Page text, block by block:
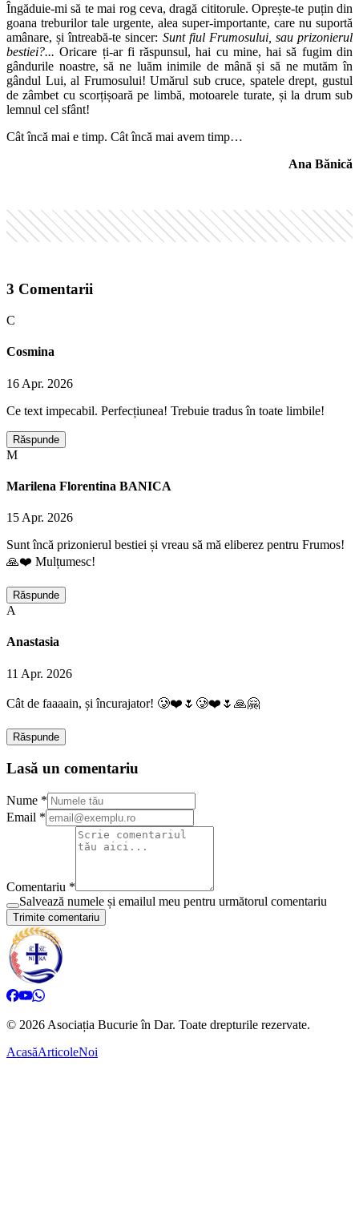
Îngăduie-mi să te mai rog ceva, dragă cititorule. Oprește-te puțin din
goana treburilor tale urgente, alea super-importante, care nu suportă
amânare, și întreabă-te sincer: Sunt fiul Frumosului, sau prizonierul
bestiei?... Oricare ți-ar fi răspunsul, hai cu mine, hai să fugim din
gândurile noastre, să ne luăm inimile de mână și să ne mutăm în
gândul Lui, al Frumosului! Umărul sub cruce, spatele drept, gustul
de zâmbet cu scorțișoară pe limbă, motoarele turate, și la drum sub
lemnul cel sfânt!
Cât încă mai e timp. Cât încă mai avem timp…
Ana Bănică
3 Comentarii
C
Cosmina
16 Apr. 2026
Ce text impecabil. Perfecțiunea! Trebuie tradus în toate limbile!
Răspunde
M
Marilena Florentina BANICA
15 Apr. 2026
Sunt încă prizonierul bestiei și vreau să mă eliberez pentru Frumos!
🙏❤️ Mulțumesc!
Răspunde
A
Anastasia
11 Apr. 2026
Cât de faaaain, și încurajator! 🥲❤️🌷🥲❤️🌷🙏🤗
Răspunde
Lasă un comentariu
Nume *
Email *
Comentariu *
Salvează numele și emailul meu pentru următorul comentariu
Trimite comentariu
© 2026 Asociația Bucurie în Dar. Toate drepturile rezervate.
AcasăArticoleNoi